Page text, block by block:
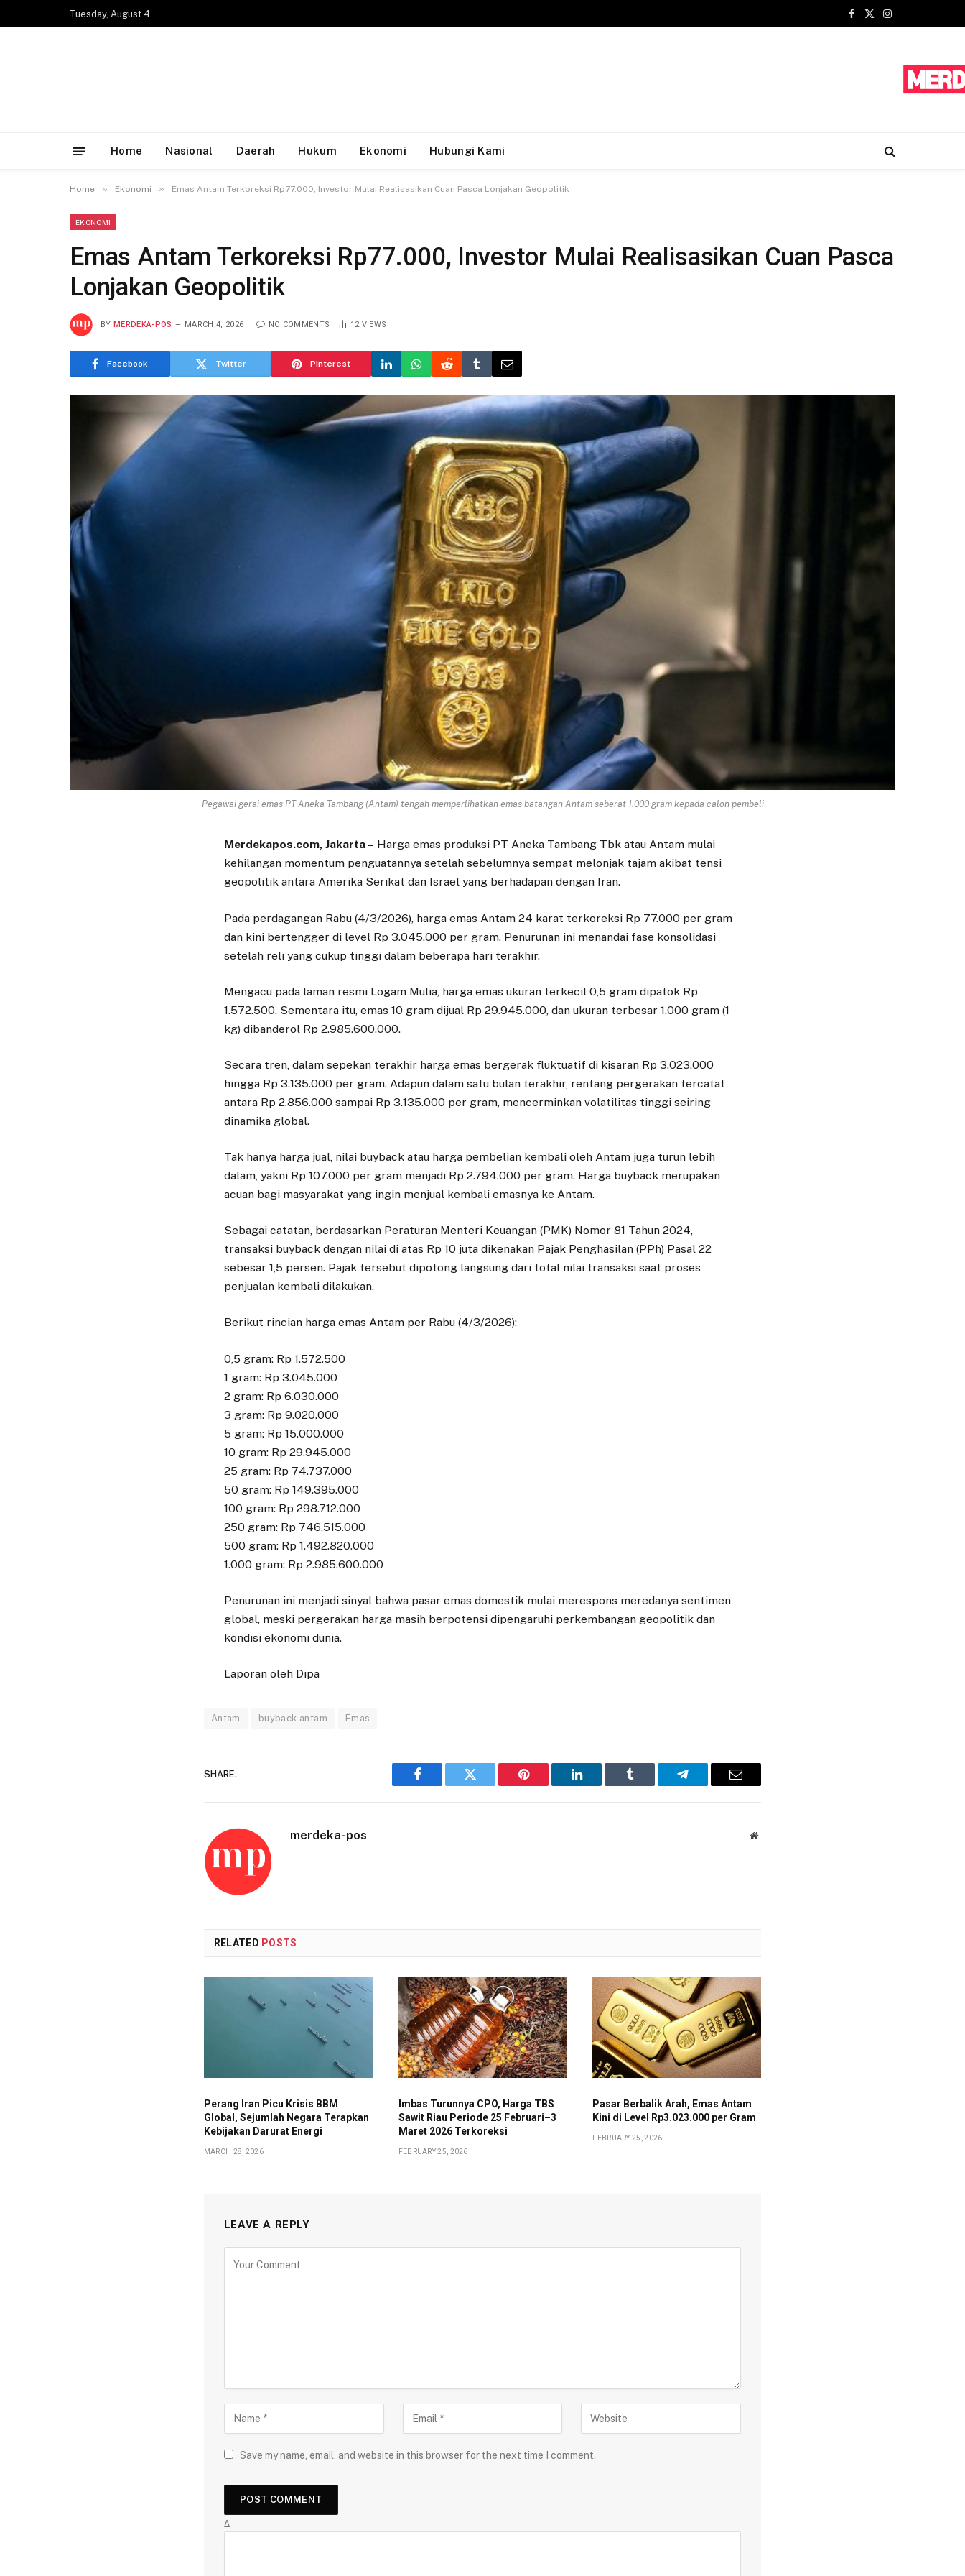
Tuesday, August 4
Facebook
X
Instagram
Home Nasional Daerah Hukum Ekonomi Hubungi Kami
Home » Ekonomi » Emas Antam Terkoreksi Rp77.000, Investor Mulai Realisasikan Cuan Pasca Lonjakan Geopolitik
EKONOMI
Emas Antam Terkoreksi Rp77.000, Investor Mulai Realisasikan Cuan Pasca
Lonjakan Geopolitik
BY MERDEKA-POS MARCH 4, 2026 NO COMMENTS 12 VIEWS
Facebook Twitter Pinterest
Pegawai gerai emas PT Aneka Tambang (Antam) tengah memperlihatkan emas batangan Antam seberat 1.000 gram kepada calon pembeli
Merdekapos.com, Jakarta – Harga emas produksi PT Aneka Tambang Tbk atau Antam mulai
kehilangan momentum penguatannya setelah sebelumnya sempat melonjak tajam akibat tensi
geopolitik antara Amerika Serikat dan Israel yang berhadapan dengan Iran.
Pada perdagangan Rabu (4/3/2026), harga emas Antam 24 karat terkoreksi Rp 77.000 per gram
dan kini bertengger di level Rp 3.045.000 per gram. Penurunan ini menandai fase konsolidasi
setelah reli yang cukup tinggi dalam beberapa hari terakhir.
Mengacu pada laman resmi Logam Mulia, harga emas ukuran terkecil 0,5 gram dipatok Rp
1.572.500. Sementara itu, emas 10 gram dijual Rp 29.945.000, dan ukuran terbesar 1.000 gram (1
kg) dibanderol Rp 2.985.600.000.
Secara tren, dalam sepekan terakhir harga emas bergerak fluktuatif di kisaran Rp 3.023.000
hingga Rp 3.135.000 per gram. Adapun dalam satu bulan terakhir, rentang pergerakan tercatat
antara Rp 2.856.000 sampai Rp 3.135.000 per gram, mencerminkan volatilitas tinggi seiring
dinamika global.
Tak hanya harga jual, nilai buyback atau harga pembelian kembali oleh Antam juga turun lebih
dalam, yakni Rp 107.000 per gram menjadi Rp 2.794.000 per gram. Harga buyback merupakan
acuan bagi masyarakat yang ingin menjual kembali emasnya ke Antam.
Sebagai catatan, berdasarkan Peraturan Menteri Keuangan (PMK) Nomor 81 Tahun 2024,
transaksi buyback dengan nilai di atas Rp 10 juta dikenakan Pajak Penghasilan (PPh) Pasal 22
sebesar 1,5 persen. Pajak tersebut dipotong langsung dari total nilai transaksi saat proses
penjualan kembali dilakukan.
Berikut rincian harga emas Antam per Rabu (4/3/2026):
0,5 gram: Rp 1.572.500
1 gram: Rp 3.045.000
2 gram: Rp 6.030.000
3 gram: Rp 9.020.000
5 gram: Rp 15.000.000
10 gram: Rp 29.945.000
25 gram: Rp 74.737.000
50 gram: Rp 149.395.000
100 gram: Rp 298.712.000
250 gram: Rp 746.515.000
500 gram: Rp 1.492.820.000
1.000 gram: Rp 2.985.600.000
Penurunan ini menjadi sinyal bahwa pasar emas domestik mulai merespons meredanya sentimen
global, meski pergerakan harga masih berpotensi dipengaruhi perkembangan geopolitik dan
kondisi ekonomi dunia.
Laporan oleh Dipa
Antam buyback antam Emas
SHARE.
Facebook Twitter Pinterest LinkedIn Tumblr Telegram Email
merdeka-pos Website
RELATED POSTS
Perang Iran Picu Krisis BBM
Global, Sejumlah Negara Terapkan
Kebijakan Darurat Energi
MARCH 28, 2026
Imbas Turunnya CPO, Harga TBS
Sawit Riau Periode 25 Februari–3
Maret 2026 Terkoreksi
FEBRUARY 25, 2026
Pasar Berbalik Arah, Emas Antam
Kini di Level Rp3.023.000 per Gram
FEBRUARY 25, 2026
LEAVE A REPLY
Save my name, email, and website in this browser for the next time I comment.
Δ